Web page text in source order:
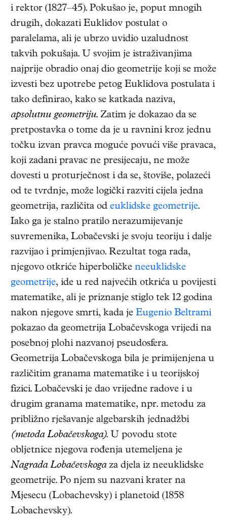
i rektor (1827–45). Pokušao je, poput mnogih
drugih, dokazati Euklidov postulat o
paralelama, ali je ubrzo uvidio uzaludnost
takvih pokušaja. U svojim je istraživanjima
najprije obradio onaj dio geometrije koji se može
izvesti bez upotrebe petog Euklidova postulata i
tako definirao, kako se katkada naziva,
apsolutnu geometriju. Zatim je dokazao da se
pretpostavka o tome da je u ravnini kroz jednu
točku izvan pravca moguće povući više pravaca,
koji zadani pravac ne presijecaju, ne može
dovesti u proturječnost i da se, štoviše, polazeći
od te tvrdnje, može logički razviti cijela jedna
geometrija, različita od euklidske geometrije.
Iako ga je stalno pratilo nerazumijevanje
suvremenika, Lobačevski je svoju teoriju i dalje
razvijao i primjenjivao. Rezultat toga rada,
njegovo otkriće hiperboličke neeuklidske
geometrije, ide u red najvećih otkrića u povijesti
matematike, ali je priznanje stiglo tek 12 godina
nakon njegove smrti, kada je Eugenio Beltrami
pokazao da geometrija Lobačevskoga vrijedi na
posebnoj plohi nazvanoj pseudosfera.
Geometrija Lobačevskoga bila je primijenjena u
različitim granama matematike i u teorijskoj
fizici. Lobačevski je dao vrijedne radove i u
drugim granama matematike, npr. metodu za
približno rješavanje algebarskih jednadžbi
(metoda Lobačevskoga). U povodu stote
obljetnice njegova rođenja utemeljena je
Nagrada Lobačevskogaza djela iz neeuklidske
geometrije. Po njem su nazvani krater na
Mjesecu (Lobachevsky) i planetoid (1858
Lobachevsky).